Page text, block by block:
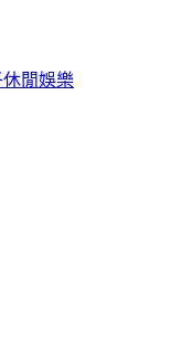
休閒娛樂